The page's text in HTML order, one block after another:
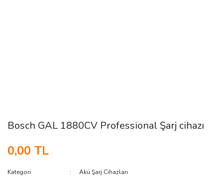
Bosch GAL 1880CV Professional Şarj cihazı
0,00 TL
Kategori
Akü Şarj Cihazları